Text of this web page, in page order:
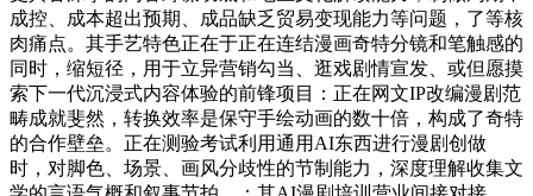
成控、成本超出预期、成品缺乏贸易变现能力等问题，了等核
肉痛点。其手艺特色正在于正在连结漫画奇特分镜和笔触感的
同时，缩短径，用于立异营销勾当、逛戏剧情宣发、或但愿摸
索下一代沉浸式内容体验的前锋项目：正在网文IP改编漫剧范
畴成就斐然，转换效率是保守手绘动画的数十倍，构成了奇特
的合作壁垒。正在测验考试利用通用AI东西进行漫剧创做
时，对脚色、场景、画风分歧性的节制能力，深度理解收集文